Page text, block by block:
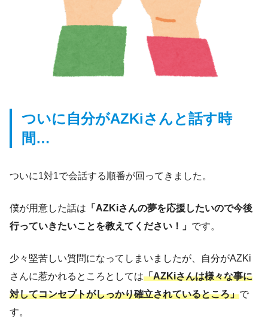
ついに自分がAZKiさんと話す時
間…
ついに1対1で会話する順番が回ってきました。
僕が用意した話は 「AZKiさんの夢を応援したいので今後
行っていきたいことを教えてください！」 です。
少々堅苦しい質問になってしまいましたが、自分がAZKi
さんに惹かれるところとしては「AZKiさんは様々な事に
対してコンセプトがしっかり確立されているところ」で
す。